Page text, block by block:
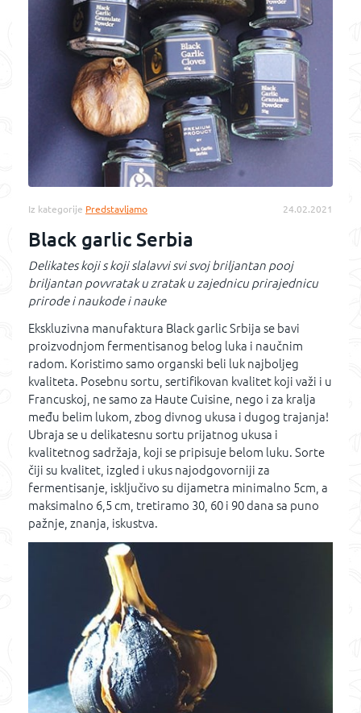
Iz kategorije Predstavljamo 24.02.2021
Black garlic Serbia
Delikates koji s koji slalavvi svi svoj briljantan pooj
briljantan povvratak u zratak u zajednicu prirajednicu
prirode i naukode i nauke
Ekskluzivna manufaktura Black garlic Srbija se bavi
proizvodnjom fermentisanog belog luka i naučnim
radom. Koristimo samo organski beli luk najboljeg
kvaliteta. Posebnu sortu, sertifikovan kvalitet koji važi i u
Francuskoj, ne samo za Haute Cuisine, nego i za kralja
među belim lukom, zbog divnog ukusa i dugog trajanja!
Ubraja se u delikatesnu sortu prijatnog ukusa i
kvalitetnog sadržaja, koji se pripisuje belom luku. Sorte
čiji su kvalitet, izgled i ukus najodgovorniji za
fermentisanje, isključivo su dijametra minimalno 5cm, a
maksimalno 6,5 cm, tretiramo 30, 60 i 90 dana sa puno
pažnje, znanja, iskustva.